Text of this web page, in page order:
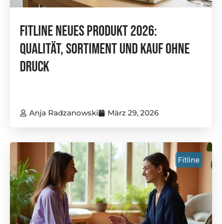
FitLine Neues Produkt 2026:
Qualität, Sortiment Und Kauf Ohne
Druck
Anja Radzanowski März 29, 2026
Fitline